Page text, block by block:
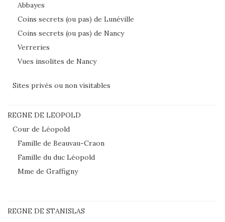
Abbayes
Coins secrets (ou pas) de Lunéville
Coins secrets (ou pas) de Nancy
Verreries
Vues insolites de Nancy
Sites privés ou non visitables
REGNE DE LEOPOLD
Cour de Léopold
Famille de Beauvau-Craon
Famille du duc Léopold
Mme de Graffigny
REGNE DE STANISLAS